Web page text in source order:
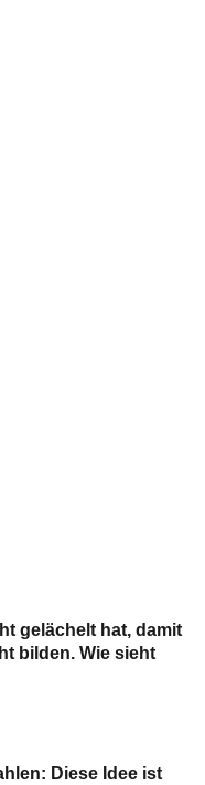
gelächelt hat, damit
bilden. Wie sieht
Diese Idee ist